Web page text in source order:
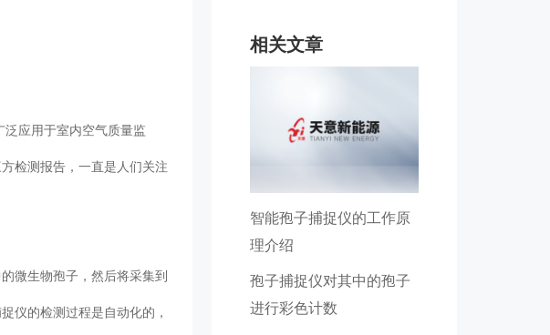
应用于室内空气质量监
检测报告，一直是人们关注
微生物孢子，然后将采集到
仪的检测过程是自动化的，
相关文章
智能孢子捕捉仪的工作原
理介绍
孢子捕捉仪对其中的孢子
进行彩色计数